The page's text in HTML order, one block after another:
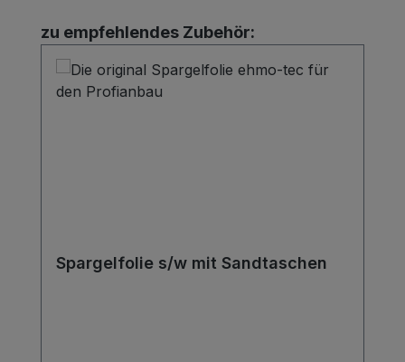
Produktgalerie überspringen
zu empfehlendes Zubehör:
Spargelfolie s/w mit Sandtaschen